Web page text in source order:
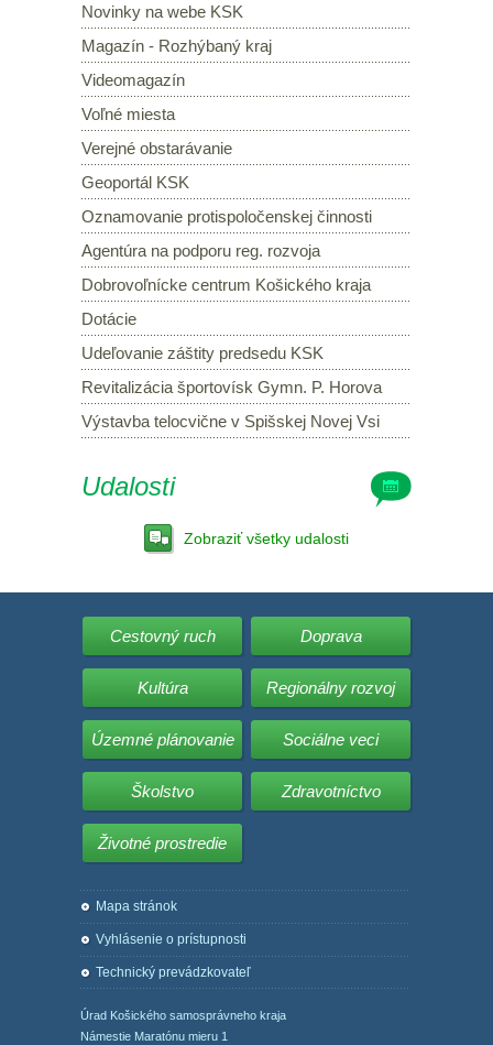
Novinky na webe KSK
Magazín - Rozhýbaný kraj
Videomagazín
Voľné miesta
Verejné obstarávanie
Geoportál KSK
Oznamovanie protispoločenskej činnosti
Agentúra na podporu reg. rozvoja
Dobrovoľnícke centrum Košického kraja
Dotácie
Udeľovanie záštity predsedu KSK
Revitalizácia športovísk Gymn. P. Horova
Výstavba telocvične v Spišskej Novej Vsi
Udalosti
Zobraziť všetky udalosti
Cestovný ruch Doprava
Kultúra Regionálny rozvoj
Územné plánovanie Sociálne veci
Školstvo Zdravotníctvo
Životné prostredie
Mapa stránok
Vyhlásenie o prístupnosti
Technický prevádzkovateľ
Úrad Košického samosprávneho kraja
Námestie Maratónu mieru 1